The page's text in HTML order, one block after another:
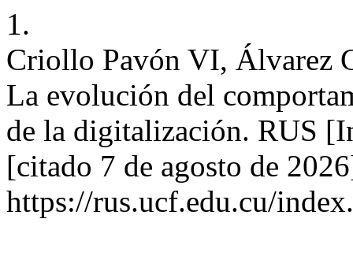
1.
Criollo Pavón VI, Álvarez
La evolución del
de la digitalización. RUS
[citado 7 de agosto de
https://rus.ucf.edu.cu/